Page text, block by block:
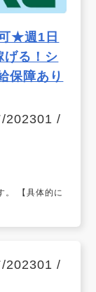
★週1日
げる！シ
保障あり
/202301 /
。 【具体的に
/202301 /